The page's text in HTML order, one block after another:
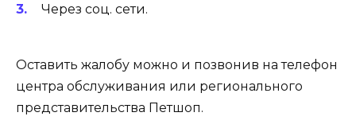
Через соц. сети.
Оставить жалобу можно и позвонив на телефон
центра обслуживания или регионального
представительства Петшоп.